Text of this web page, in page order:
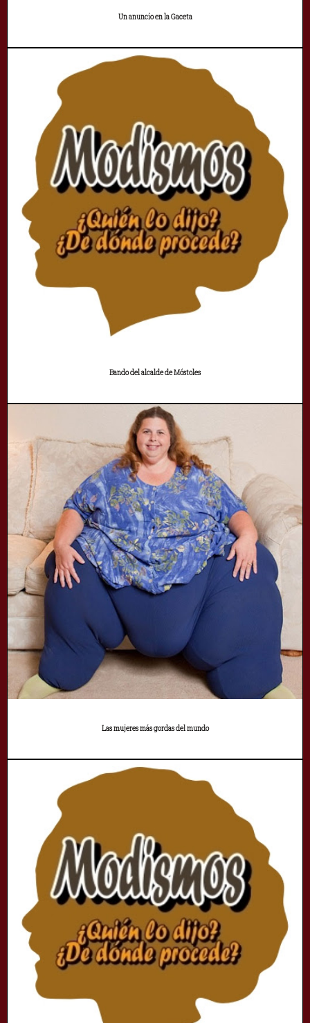
Un anuncio en la Gaceta
Bando del alcalde de Móstoles
Las mujeres más gordas del mundo